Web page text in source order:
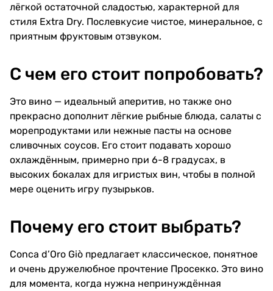
мягкие сыры, оливки.
Температура подачи: 6–8 °С.
лёгкой остаточной сладостью, характерной для
стиля Extra Dry. Послевкусие чистое, минеральное, с
приятным фруктовым отзвуком.
С чем его стоит попробовать?
Это вино — идеальный аперитив, но также оно
прекрасно дополнит лёгкие рыбные блюда, салаты с
морепродуктами или нежные пасты на основе
сливочных соусов. Его стоит подавать хорошо
охлаждённым, примерно при 6-8 градусах, в
высоких бокалах для игристых вин, чтобы в полной
мере оценить игру пузырьков.
Почему его стоит выбрать?
Conca d’Oro Giò предлагает классическое, понятное
и очень дружелюбное прочтение Просекко. Это вино
для момента, когда нужна непринуждённая